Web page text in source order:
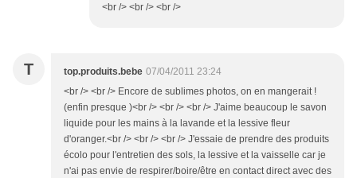
<br /> <br /> <br />
T top.produits.bebe 07/04/2011 23:24
<br /> <br /> Encore de sublimes photos, on en mangerait !
(enfin presque )<br /> <br /> <br /> J'aime beaucoup le savon
liquide pour les mains à la lavande et la lessive fleur
d'oranger.<br /> <br /> <br /> J'essaie de prendre des produits
écolo pour l'entretien des sols, la lessive et la vaisselle car je
n'ai pas envie de respirer/boire/être en contact direct avec des